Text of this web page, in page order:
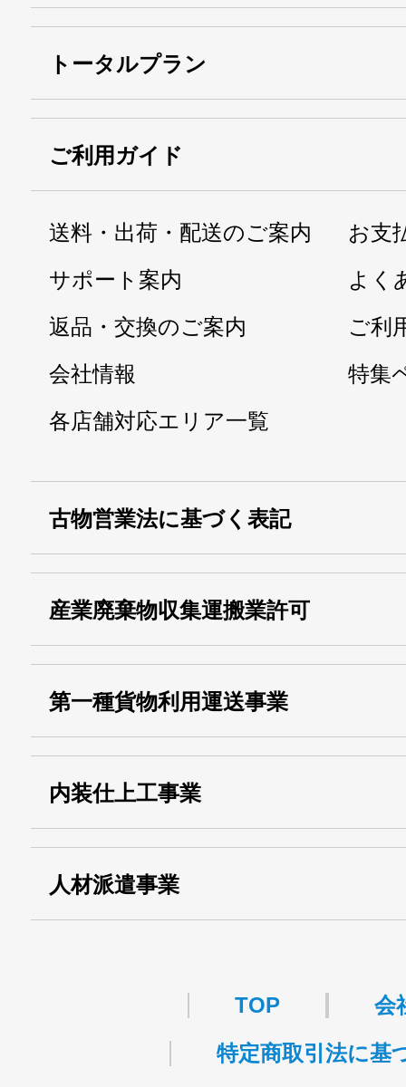
トータルプラン
ご利用ガイド
送料・出荷・配送のご案内
お支
サポート案内
よく
返品・交換のご案内
ご利
会社情報
特集
各店舗対応エリア一覧
古物営業法に基づく表記
産業廃棄物収集運搬業許可
運搬業許可証番号：
13000155805
第一種貨物利用運送事業
事業
関自貨：
内装仕上工事業
人材派遣事業
TOP
会
特定商取引法に基